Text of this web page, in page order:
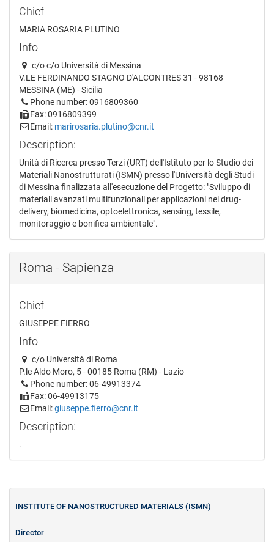
Chief
MARIA ROSARIA PLUTINO
Info
c/o c/o Università di Messina
V.LE FERDINANDO STAGNO D'ALCONTRES 31 - 98168
MESSINA (ME) - Sicilia
Phone number: 0916809360
Fax: 0916809399
Email: marirosaria.plutino@cnr.it
Description:
Unità di Ricerca presso Terzi (URT) dell'Istituto per lo Studio dei
Materiali Nanostrutturati (ISMN) presso l'Università degli Studi
di Messina finalizzata all'esecuzione del Progetto: "Sviluppo di
materiali avanzati multifunzionali per applicazioni nel drug-
delivery, biomedicina, optoelettronica, sensing, tessile,
monitoraggio e bonifica ambientale".
Roma - Sapienza
Chief
GIUSEPPE FIERRO
Info
c/o Università di Roma
P.le Aldo Moro, 5 - 00185 Roma (RM) - Lazio
Phone number: 06-49913374
Fax: 06-49913175
Email:giuseppe.fierro@cnr.it
Description:
.
INSTITUTE OF NANOSTRUCTURED MATERIALS (ISMN)
Director